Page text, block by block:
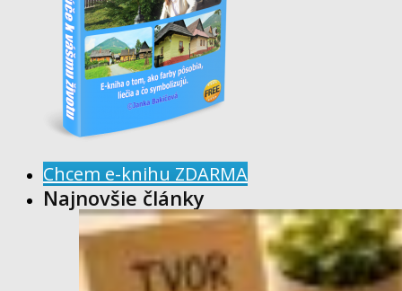
Chcem e-knihu ZDARMA
Najnovšie články